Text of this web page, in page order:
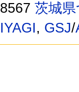
茨城
, GSJ/